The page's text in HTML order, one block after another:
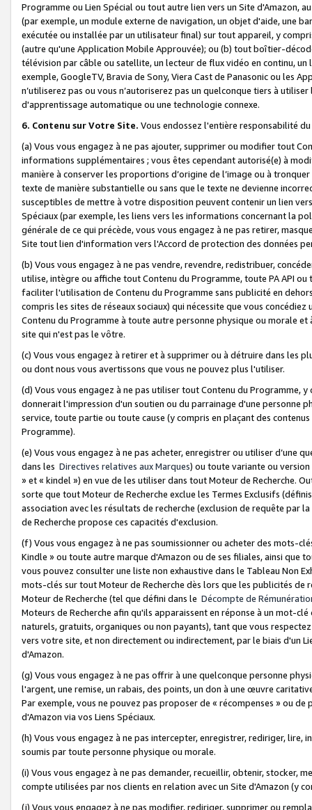
Programme ou Lien Spécial ou tout autre lien vers un Site d'Amazon,
(par exemple, un module externe de navigation, un objet d'aide, une
exécutée ou installée par un utilisateur final) sur tout appareil, y
(autre qu'une Application Mobile Approuvée); ou (b) tout boîtier-
télévision par câble ou satellite, un lecteur de flux vidéo en continu,
exemple, GoogleTV, Bravia de Sony, Viera Cast de Panasonic ou les
n’utiliserez pas ou vous n’autoriserez pas un quelconque tiers à
d'apprentissage automatique ou une technologie connexe.
6. Contenu sur Votre Site. Vous endossez l'entière responsabilité
(a) Vous vous engagez à ne pas ajouter, supprimer ou modifier tout
informations supplémentaires ; vous êtes cependant autorisé(e) à
manière à conserver les proportions d’origine de l’image ou à
texte de manière substantielle ou sans que le texte ne devienne
susceptibles de mettre à votre disposition peuvent contenir un lien
Spéciaux (par exemple, les liens vers les informations concernant la
générale de ce qui précède, vous vous engagez à ne pas retirer,
Site tout lien d'information vers l'Accord de protection des données
(b) Vous vous engagez à ne pas vendre, revendre, redistribuer,
utilise, intègre ou affiche tout Contenu du Programme, toute PA API
faciliter l'utilisation de Contenu du Programme sans publicité en
compris les sites de réseaux sociaux) qui nécessite que vous
Contenu du Programme à toute autre personne physique ou morale
site qui n'est pas le vôtre.
(c) Vous vous engagez à retirer et à supprimer ou à détruire dans les
ou dont nous vous avertissons que vous ne pouvez plus l'utiliser.
(d) Vous vous engagez à ne pas utiliser tout Contenu du Programme,
donnerait l'impression d'un soutien ou du parrainage d'une personne
service, toute partie ou toute cause (y compris en plaçant des
Programme).
(e) Vous vous engagez à ne pas acheter, enregistrer ou utiliser d’une
dans les Directives relatives aux Marques) ou toute variante ou
» et « kindel ») en vue de les utiliser dans tout Moteur de Recherche.
sorte que tout Moteur de Recherche exclue les Termes Exclusifs
association avec les résultats de recherche (exclusion de requête
de Recherche propose ces capacités d'exclusion.
(f) Vous vous engagez à ne pas soumissionner ou acheter des mots-
Kindle » ou toute autre marque d'Amazon ou de ses filiales, ainsi que
vous pouvez consulter une liste non exhaustive dans le Tableau Non
mots-clés sur tout Moteur de Recherche dès lors que les publicités de
Moteur de Recherche (tel que défini dans le Décompte de
Moteurs de Recherche afin qu'ils apparaissent en réponse à un mot-
naturels, gratuits, organiques ou non payants), tant que vous
vers votre site, et non directement ou indirectement, par le biais d'un
d'Amazon.
(g) Vous vous engagez à ne pas offrir à une quelconque personne
l'argent, une remise, un rabais, des points, un don à une œuvre
Par exemple, vous ne pouvez pas proposer de « récompenses » ou
d'Amazon via vos Liens Spéciaux.
(h) Vous vous engagez à ne pas intercepter, enregistrer, rediriger,
soumis par toute personne physique ou morale.
(i) Vous vous engagez à ne pas demander, recueillir, obtenir, stocker,
compte utilisées par nos clients en relation avec un Site d'Amazon (y
(j) Vous vous engagez à ne pas modifier, rediriger, supprimer ou